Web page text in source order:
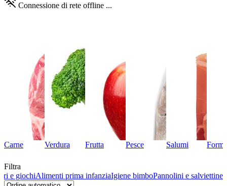
Connessione di rete offline ...
Carne Verdura Frutta Pesce Salumi
Filtra
e giochiAlimenti prima infanziaIgiene bimboPannolini e salviettine